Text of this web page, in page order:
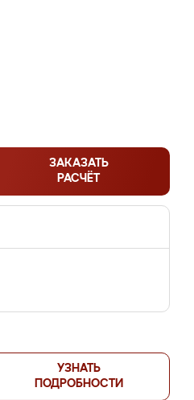
ЗАКАЗАТЬ
РАСЧЁТ
УЗНАТЬ
ПОДРОБНОСТИ